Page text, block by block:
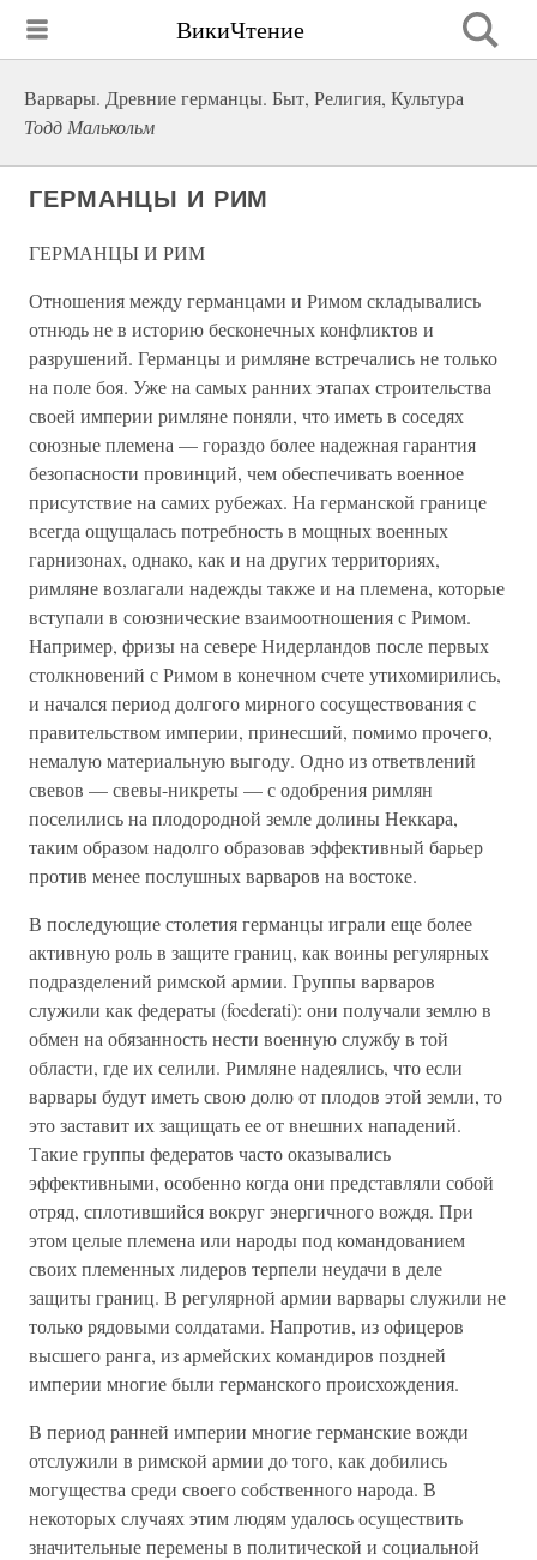
ВикиЧтение
Варвары. Древние германцы. Быт, Религия, Культура
Тодд Малькольм
ГЕРМАНЦЫ И РИМ
ГЕРМАНЦЫ И РИМ
Отношения между германцами и Римом складывались
отнюдь не в историю бесконечных конфликтов и
разрушений. Германцы и римляне встречались не только
на поле боя. Уже на самых ранних этапах строительства
своей империи римляне поняли, что иметь в соседях
союзные племена — гораздо более надежная гарантия
безопасности провинций, чем обеспечивать военное
присутствие на самих рубежах. На германской границе
всегда ощущалась потребность в мощных военных
гарнизонах, однако, как и на других территориях,
римляне возлагали надежды также и на племена, которые
вступали в союзнические взаимоотношения с Римом.
Например, фризы на севере Нидерландов после первых
столкновений с Римом в конечном счете утихомирились,
и начался период долгого мирного сосуществования с
правительством империи, принесший, помимо прочего,
немалую материальную выгоду. Одно из ответвлений
свевов — свевы-никреты — с одобрения римлян
поселились на плодородной земле долины Неккара,
таким образом надолго образовав эффективный барьер
против менее послушных варваров на востоке.
В последующие столетия германцы играли еще более
активную роль в защите границ, как воины регулярных
подразделений римской армии. Группы варваров
служили как федераты (foederati): они получали землю в
обмен на обязанность нести военную службу в той
области, где их селили. Римляне надеялись, что если
варвары будут иметь свою долю от плодов этой земли, то
это заставит их защищать ее от внешних нападений.
Такие группы федератов часто оказывались
эффективными, особенно когда они представляли собой
отряд, сплотившийся вокруг энергичного вождя. При
этом целые племена или народы под командованием
своих племенных лидеров терпели неудачи в деле
защиты границ. В регулярной армии варвары служили не
только рядовыми солдатами. Напротив, из офицеров
высшего ранга, из армейских командиров поздней
империи многие были германского происхождения.
В период ранней империи многие германские вожди
отслужили в римской армии до того, как добились
могущества среди своего собственного народа. В
некоторых случаях этим людям удалось осуществить
значительные перемены в политической и социальной